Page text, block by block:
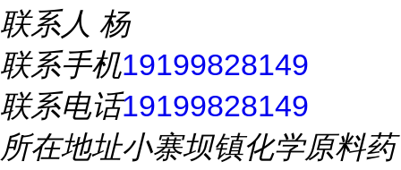
联系人 杨
联系手机19199828149
联系电话19199828149
所在地址小寨坝镇化学原料药